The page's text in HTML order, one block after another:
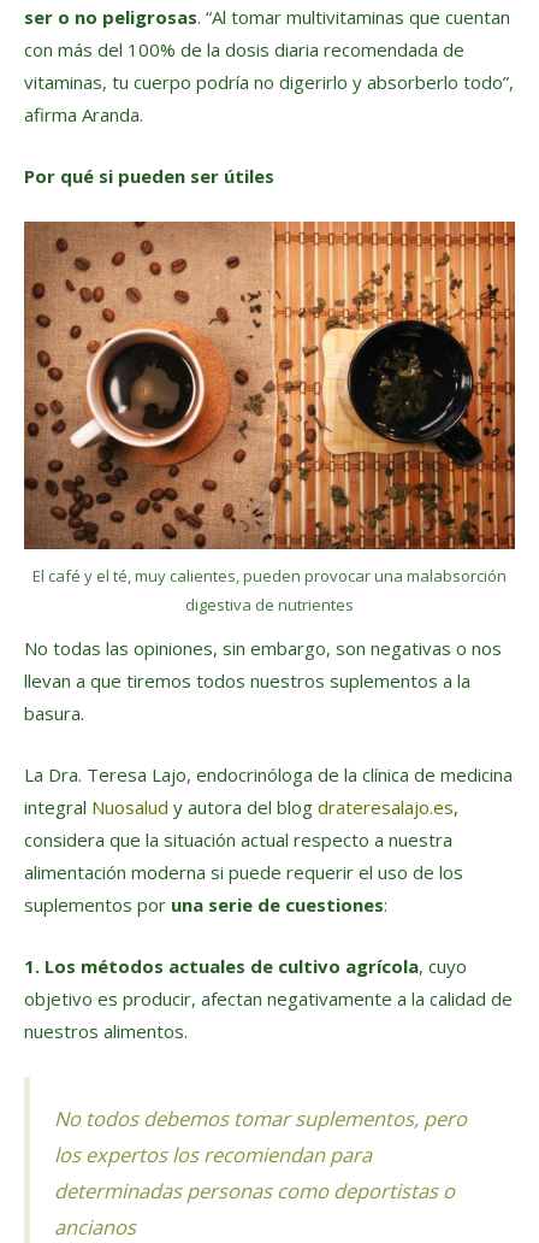
ser o no peligrosas. “Al tomar multivitaminas que cuentan
con más del 100% de la dosis diaria recomendada de
vitaminas, tu cuerpo podría no digerirlo y absorberlo todo”,
afirma Aranda.
Por qué si pueden ser útiles
El café y el té, muy calientes, pueden provocar una malabsorción
digestiva de nutrientes
No todas las opiniones, sin embargo, son negativas o nos
llevan a que tiremos todos nuestros suplementos a la
basura.
La Dra. Teresa Lajo, endocrinóloga de la clínica de medicina
integral Nuosalud y autora del blog drateresalajo.es,
considera que la situación actual respecto a nuestra
alimentación moderna si puede requerir el uso de los
suplementos por una serie de cuestiones:
1. Los métodos actuales de cultivo agrícola, cuyo
objetivo es producir, afectan negativamente a la calidad de
nuestros alimentos.
No todos debemos tomar suplementos, pero
los expertos los recomiendan para
determinadas personas como deportistas o
ancianos